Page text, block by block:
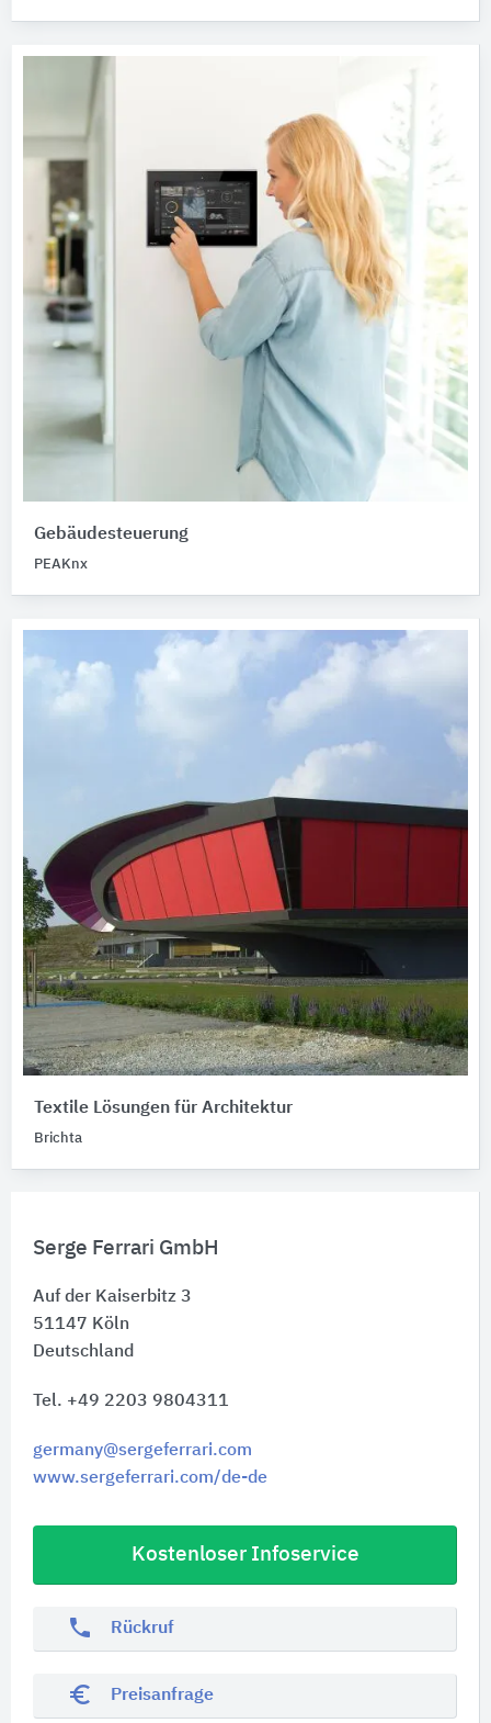
Serge Ferrari GmbH
Auf der Kaiserbitz 3
51147 Köln
Deutschland
Tel. +49 2203 9804311
germany@sergeferrari.com
www.sergeferrari.com/de-de
Kostenloser Infoservice
phone Rückruf
euro_symbol Preisanfrage
Gebäudesteuerung
PEAKnx
Textile Lösungen für Architektur
Brichta